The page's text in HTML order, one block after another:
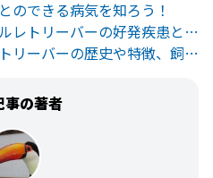
のできる病気を知ろう！
【獣医師監修】ラブラドールレトリーバーの好発疾患と健康チェック
【犬図鑑】ゴールデン・レトリーバーの歴史や特徴、飼い方のポイント
事の著者